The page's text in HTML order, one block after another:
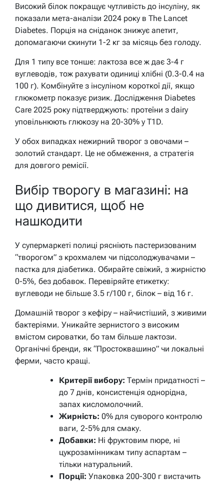
Високий білок покращує чутливість до інсуліну, як
показали мета-аналізи 2024 року в The Lancet
Diabetes. Порція на сніданок знижує апетит,
допомагаючи скинути 1-2 кг за місяць без голоду.
Для 1 типу все тонше: лактоза все ж дає 3-4 г
вуглеводів, тож рахувати одиниці хлібні (0.3-0.4 на
100 г). Комбінуйте з інсуліном короткої дії, якщо
глюкометр показує ризик. Дослідження Diabetes
Care 2025 року підтверджують: протеїни з dairy
уповільнюють глюкозу на 20-30% у T1D.
У обох випадках нежирний творог з овочами –
золотий стандарт. Це не обмеження, а стратегія
для довгого ремісії.
Вибір творогу в магазині: на
що дивитися, щоб не
нашкодити
У супермаркеті полиці рясніють пастеризованим
“творогом” з крохмалем чи підсолоджувачами –
пастка для діабетика. Обирайте свіжий, з жирністю
0-5%, без добавок. Перевіряйте етикетку:
вуглеводи не більше 3.5 г/100 г, білок – від 16 г.
Домашній творог з кефіру – найчистіший, з живими
бактеріями. Уникайте зернистого з високим
вмістом сироватки, бо там більше лактози.
Органічні бренди, як “Простоквашино” чи локальні
ферми, часто кращі.
Критерії вибору: Термін придатності –
до 7 днів, консистенція однорідна,
запах кисломолочний.
Жирність: 0% для суворого контролю
ваги, 2-5% для смаку.
Добавки: Ні фруктовим пюре, ні
цукрозамінникам типу аспартам –
тільки натуральний.
Порції: Упаковка 200-300 г вистачить